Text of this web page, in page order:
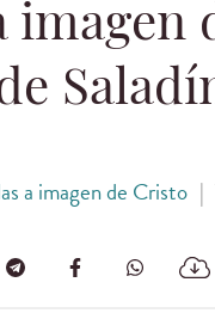
imagen
a imagen de Cristo |